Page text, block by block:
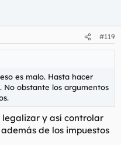
#119
es malo. Hasta hacer
No obstante los argumentos
y así controlar
de los impuestos